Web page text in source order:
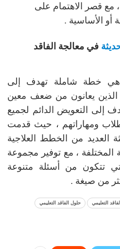
مع قصر الاهتمام على
أو الأساسية .
في معالجة الفاقد
هي خطة شاملة تهدف إلى
يعانون من ضعف معين
إلى التعويض الدائم لجميع
ومهاراتهم ، حيث قدمت
العديد من الخطط العلاجية
المختلفة ، مع توفير مجموعة
تتكون من أسئلة متنوعة
من صيغة .
التعليمي حلول الفاقد التعليمي